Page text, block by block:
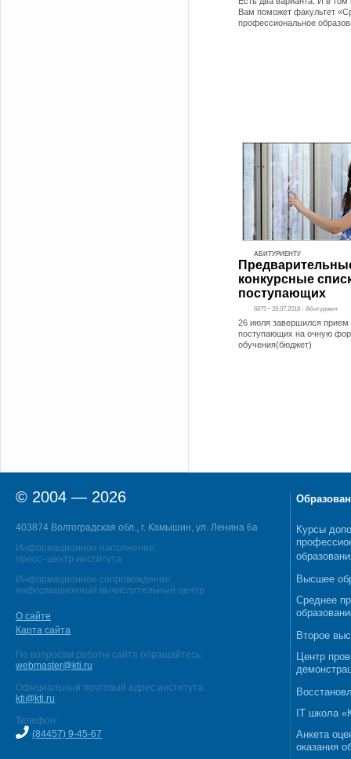
Вам поможет факультет
профессиональное
АБИТУРИЕНТУ
конкурсные
поступающих
6875 • 28.07.2018 - Абитуриент
26 июля завершился прием
поступающих на очную
обучения(бюджет)
© 2004 — 2026
403874 Волгоградская обл., г. Камышин, ул. Ленина 6а
Информационное наполнение:
пресс–центр института
Информационное сопровождение:
информационный вычислительный центр
О сайте
Карта сайта
По вопросам работы сайта обращайтесь:
webmaster@kti.ru
Официальный почтовый адрес института:
kti@kti.ru
Телефон:
(84457) 9-45-67
Курсы
Высшее
Среднее
Второе
Центр
IT школа
Анкета
оказания